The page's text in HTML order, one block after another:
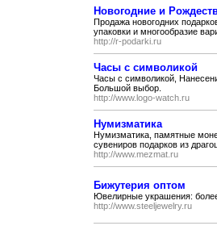
Новогодние и
Продажа новогодних
упаковки и многообразие
http://r-podarki.ru
Часы с символикой
Часы с символикой,
Большой выбор.
http://www.logo-watch.ru
Нумизматика
Нумизматика, памятные
сувениров подарков из
http://www.mezmat.ru
Бижутерия оптом
Ювелирные украшения:
http://www.steeljewelry.ru